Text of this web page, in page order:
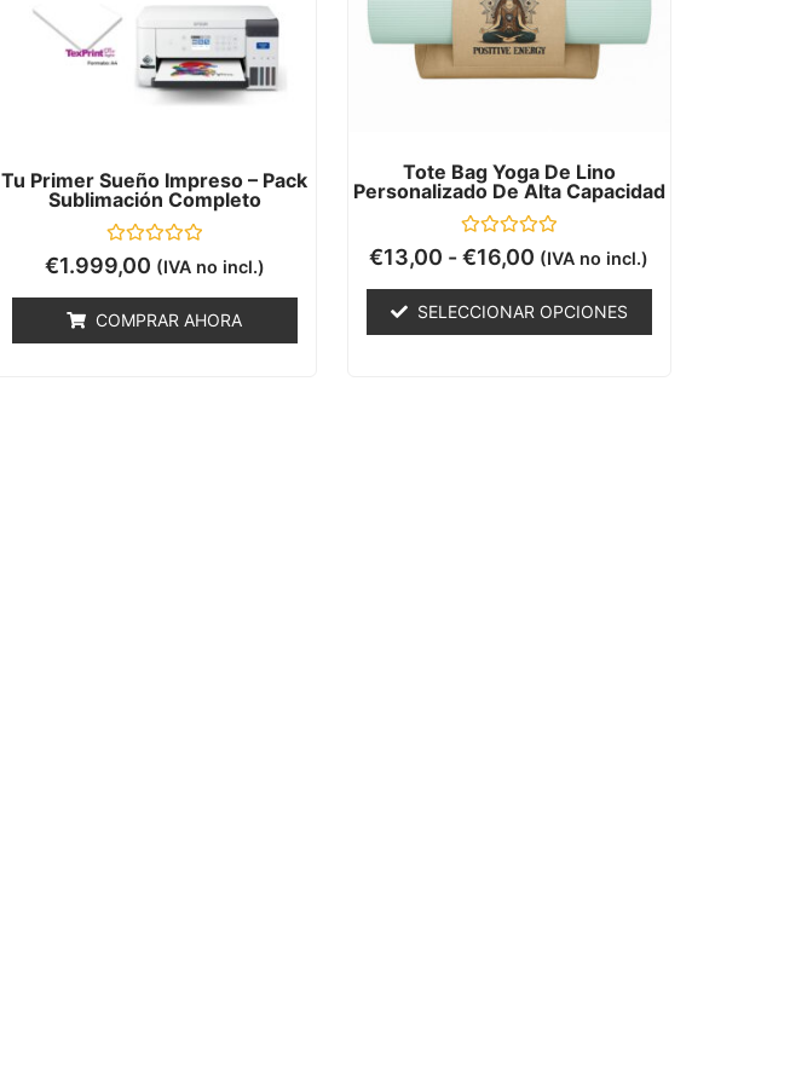
Tu Primer Sueño Impreso – Pack
Sublimación Completo
Valorado
con
5
€1.999,00 (IVA no incl.)
COMPRAR AHORA
Tote Bag Yoga De Lino
Personalizado De Alta Capacidad
Valorado
con
5
€13,00 -€16,00 (IVA no incl.)
SELECCIONAR OPCIONES